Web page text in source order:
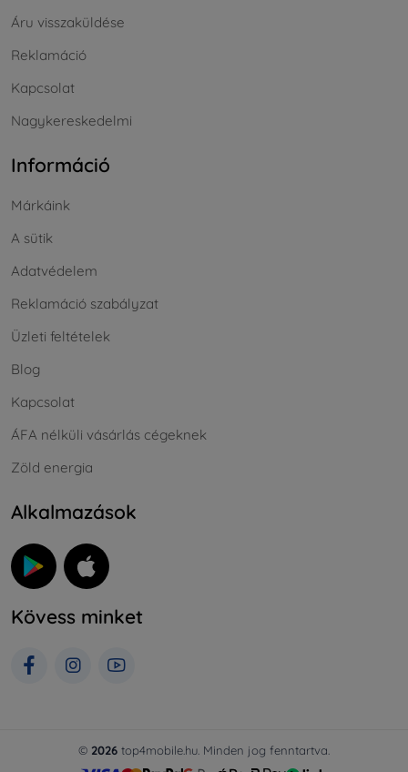
Áru visszaküldése
Reklamáció
Kapcsolat
Nagykereskedelmi
Információ
Márkáink
A sütik
Adatvédelem
Reklamáció szabályzat
Üzleti feltételek
Blog
Kapcsolat
ÁFA nélküli vásárlás cégeknek
Zöld energia
Alkalmazások
Kövess minket
© 2026 top4mobile.hu. Minden jog fenntartva.